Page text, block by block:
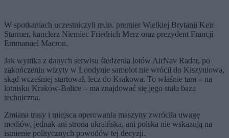
W spotkaniach uczestniczyli m.in. premier Wielkiej Brytanii Keir
Starmer, kanclerz Niemiec Friedrich Merz oraz prezydent Francji
Emmanuel Macron.
Jak wynika z danych serwisu śledzenia lotów AirNav Radar, po
zakończeniu wizyty w Londynie samolot nie wrócił do Kiszyniowa,
skąd wcześniej startował, lecz do Krakowa. To właśnie tam – na
lotnisku Kraków-Balice – ma znajdować się jego stała baza
techniczna.
Zmiana trasy i miejsca operowania maszyny zwróciła uwagę
mediów, jednak ani strona ukraińska, ani polska nie wskazują na
istnienie politycznych powodów tej decyzji.